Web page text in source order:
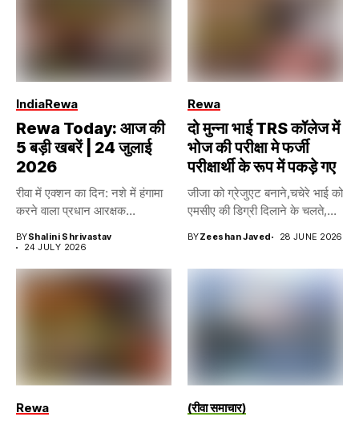
IndiaRewa
Rewa Today: आज की
5 बड़ी खबरें | 24 जुलाई
2026
रीवा में एक्शन का दिन: नशे में हंगामा
करने वाला प्रधान आरक्षक...
BYShalini Shrivastav
24 JULY 2026
Rewa
दो मुन्ना भाई TRS कॉलेज में
भोज की परीक्षा मे फर्जी
परीक्षार्थी के रूप में पकड़े गए
जीजा को ग्रेजुएट बनाने,चचेरे भाई को
एमसीए की डिग्री दिलाने के चलते,...
BYZeeshan Javed 28 JUNE 2026
Rewa (रीवा समाचार)